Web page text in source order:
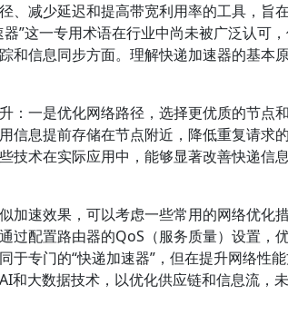
、减少延迟和提高带宽利用率的工具，旨
”这一专用术语在行业中尚未被广泛认可
和信息同步方面。理解快递加速器的基本
：一是优化网络路径，选择更优质的节点
信息提前存储在节点附近，降低重复请求
技术在实际应用中，能够显著改善快递信
加速效果，可以考虑一些常用的网络优化
过配置路由器的QoS（服务质量）设置，
于专门的“快递加速器”，但在提升网络性
大数据技术，以优化供应链和信息流，